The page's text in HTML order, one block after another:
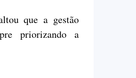
que a gestão
priorizando a